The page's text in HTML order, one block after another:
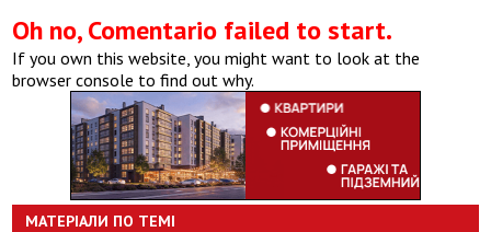
Oh no, Comentario failed to start.
If you own this website, you might want to look at the
browser console to find out why.
МАТЕРІАЛИ ПО ТЕМІ